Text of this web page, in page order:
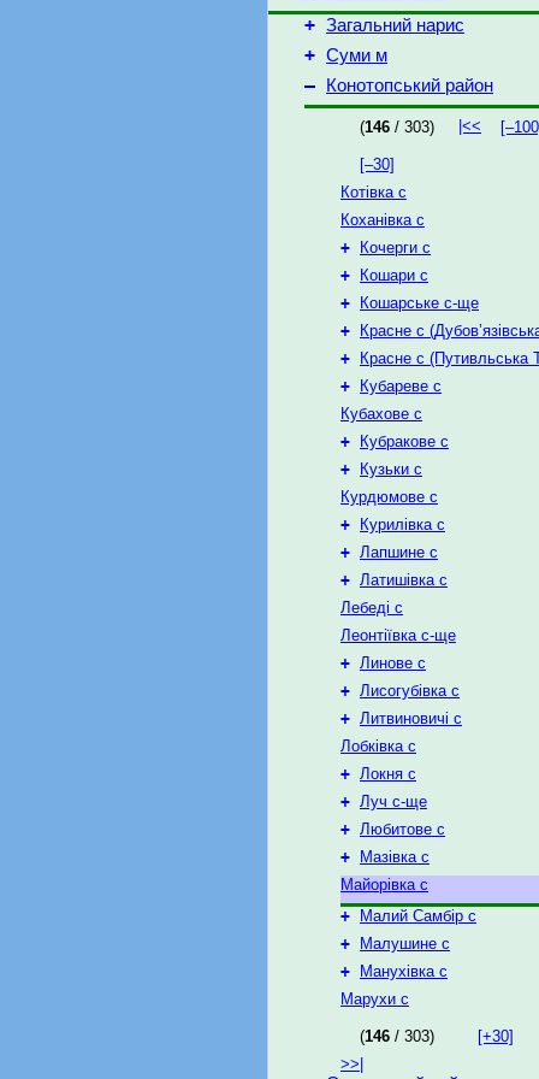
+ Загальний нарис
+ Суми м
– Конотопський район
(146 / 303) |<<
[–30]
Котівка с
Коханівка с
+
Кочерги с
+
Кошари с
+
Кошарське с-ще
+
Красне с
+
Красне с (Путивльська
+
Кубареве с
Кубахове с
+
Кубракове с
+
Кузьки с
Курдюмове с
+
Курилівка с
+ Лапшине с
+ Латишівка с
Лебеді с
Леонтіївка с-ще
+ Линове с
+ Лисогубівка с
+ Литвиновичі с
Лобківка с
+ Локня с
+ Луч с-ще
+ Любитове с
+
Мазівка с
Майорівка с
+
Малий Самбір с
+
Малушине с
+
Манухівка с
Марухи с
(146 / 303) [+30]
>>|